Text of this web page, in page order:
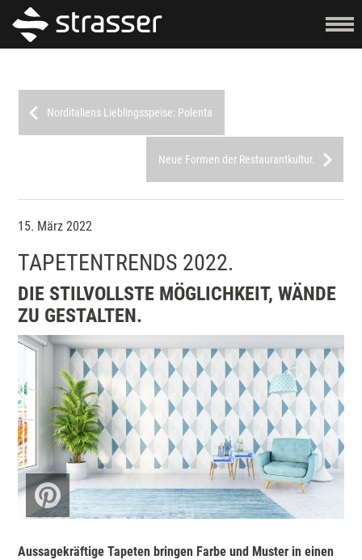
Norditaliens Lieblingsspeise: Polenta
Neue Formen der Restaurantkultur.
15. März 2022
TAPETENTRENDS 2022.
DIE STILVOLLSTE MÖGLICHKEIT, WÄNDE
ZU GESTALTEN.
Aussagekräftige Tapeten bringen Farbe und Muster in einen